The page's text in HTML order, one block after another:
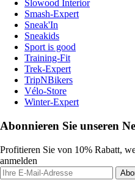
Slowood Interior
Smash-Expert
Sneak'In
Sneakids
Sport is good
Training-Fit
Trek-Expert
TripNBikers
Vélo-Store
Winter-Expert
Abonnieren Sie unseren
Profitieren Sie von 10% Rabatt,
anmelden